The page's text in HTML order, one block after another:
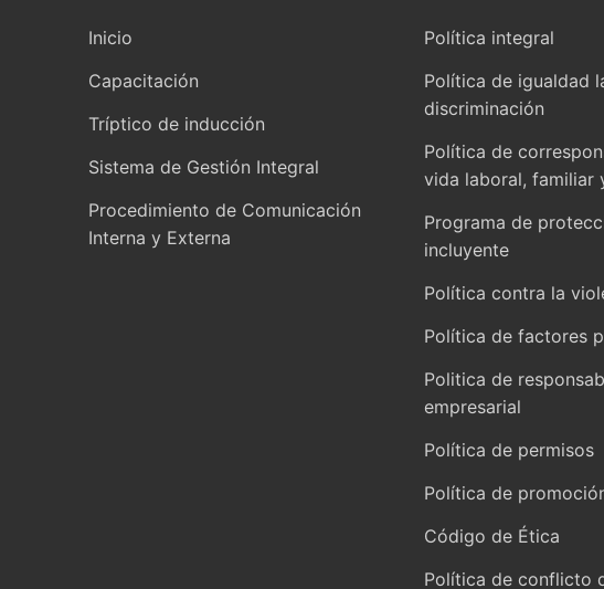
Inicio
Capacitación
Tríptico de inducción
Sistema de Gestión Integral
Procedimiento de Comunicación
Interna y Externa
Política integral
Política de igualdad
discriminación
Política de
vida laboral, familiar
Programa de
incluyente
Política contra la
Política de factores
Politica de
empresarial
Política de permisos
Política de
Código de Ética
Política de conflicto